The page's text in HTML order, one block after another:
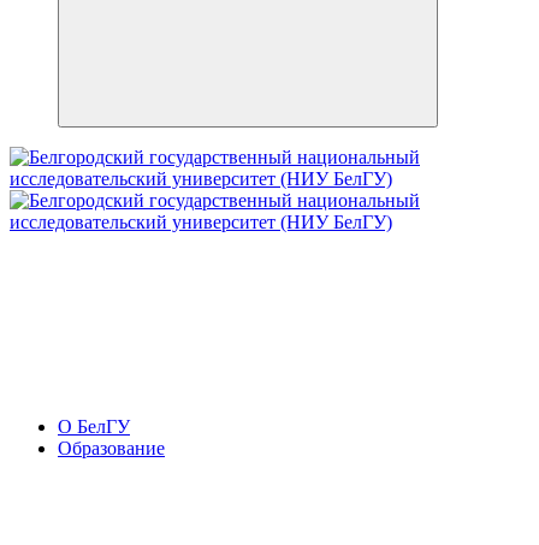
О БелГУ
Образование